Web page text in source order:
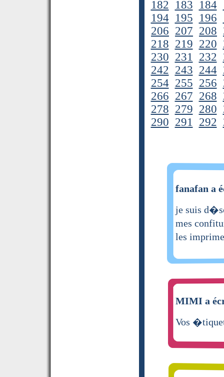
182 183 184
194 195 196
206 207 208
218 219 220
230 231 232
242 243 244
254 255 256
266 267 268
278 279 280
290 291 292
fanafan a
je suis
mes
les
MIMI a
Vos